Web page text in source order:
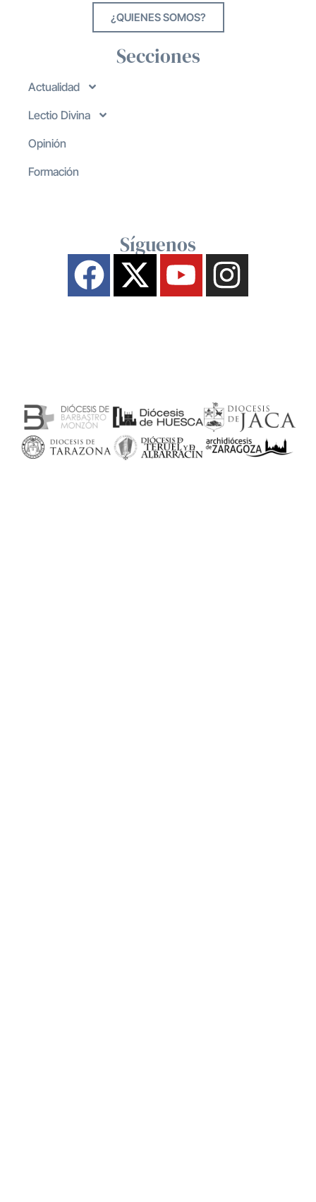
¿QUIENES SOMOS?
Secciones
Actualidad
Lectio Divina
Opinión
Formación
Síguenos